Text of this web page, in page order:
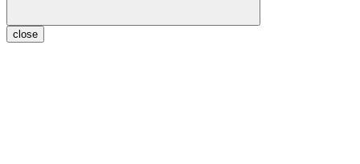
close